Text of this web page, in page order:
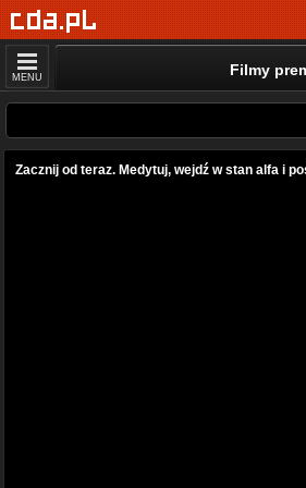
MENU Filmy
Zacznij od teraz. Medytuj, wejdź w stan alfa i